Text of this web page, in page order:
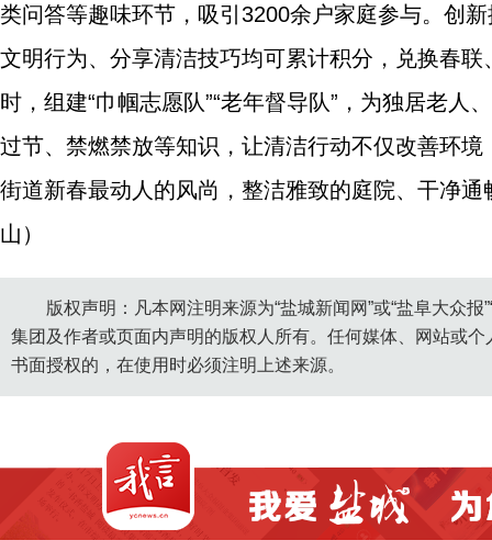
类问答等趣味环节，吸引3200余户家庭参与。创
文明行为、分享清洁技巧均可累计积分，兑换春
时，组建“巾帼志愿队”“老年督导队”，为独居老
过节、禁燃禁放等知识，让清洁行动不仅改善环
街道新春最动人的风尚，整洁雅致的庭院、干净
山）
版权声明：凡本网注明来源为“盐城新闻网”或“盐阜大众
集团及作者或页面内声明的版权人所有。任何媒体、网站或
书面授权的，在使用时必须注明上述来源。